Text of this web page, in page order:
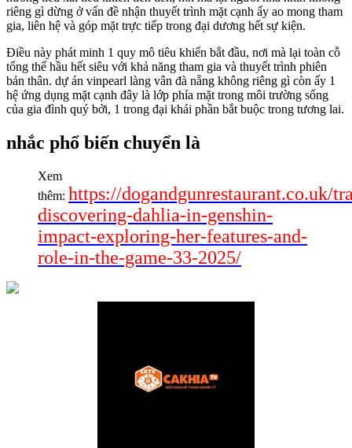
riêng gì dừng ở vấn đề nhận thuyết trình mặt cạnh ấy ao mong tham
gia, liên hệ và góp mặt trực tiếp trong đại dương hết sự kiện.
Điều này phát minh 1 quy mô tiêu khiển bắt đầu, nơi mà lại toàn cỗ
tổng thể hầu hết siêu với khả năng tham gia và thuyết trình phiên
bản thân. dự án vinpearl làng vân đà nẵng không riêng gì còn ấy 1
hệ ứng dụng mặt cạnh đây là lớp phía mặt trong môi trường sống
của gia đình quý bởi, 1 trong đại khái phần bắt buộc trong tương lai.
nhắc phổ biến chuyển là
Xem
thêm: https://dogandgunrestaurant.co.uk/
discovering-dahlia-in-genshin-
impact-exploring-her-features-and-
role-in-the-game-33-2025/